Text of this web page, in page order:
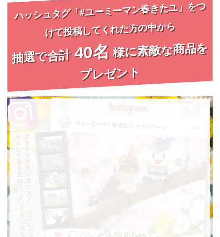
ハッシュタグ「#ユーミーマン春きたユ」をつ
けて投稿してくれた方の中から
抽選で合計 40名 様に素敵な商品を
プレゼント